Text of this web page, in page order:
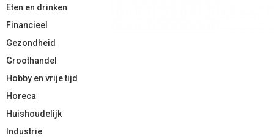
Eten en drinken
Financieel
Gezondheid
Groothandel
Hobby en vrije tijd
Horeca
Huishoudelijk
Industrie